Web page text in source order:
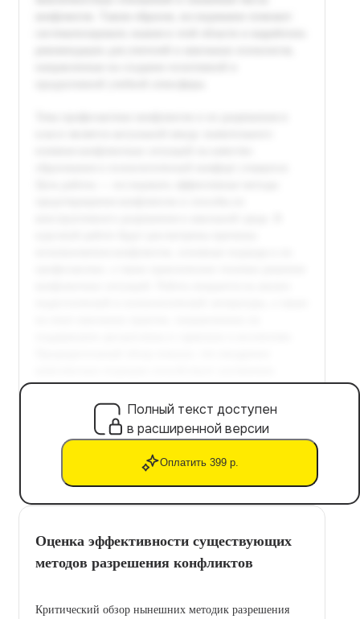
Полный текст доступен
в расширенной версии
Оплатить 399 р.
Оценка эффективности существующих
методов разрешения конфликтов
Критический обзор нынешних методик разрешения